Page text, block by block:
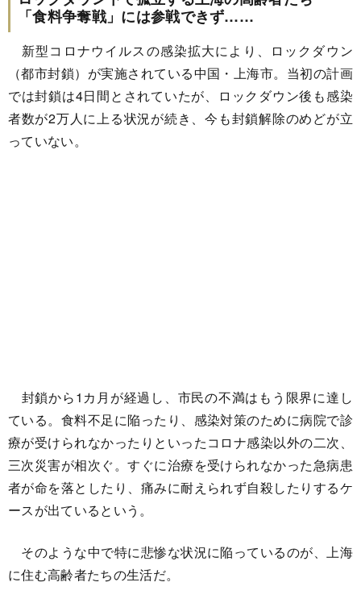
「食料争奪戦」には参戦できず……
新型コロナウイルスの感染拡大により、ロックダウン
（都市封鎖）が実施されている中国・上海市。当初の計画
では封鎖は4日間とされていたが、ロックダウン後も感染
者数が2万人に上る状況が続き、今も封鎖解除のめどが立
っていない。
封鎖から1カ月が経過し、市民の不満はもう限界に達し
ている。食料不足に陥ったり、感染対策のために病院で診
療が受けられなかったりといったコロナ感染以外の二次、
三次災害が相次ぐ。すぐに治療を受けられなかった急病患
者が命を落としたり、痛みに耐えられず自殺したりするケ
ースが出ているという。
そのような中で特に悲惨な状況に陥っているのが、上海
に住む高齢者たちの生活だ。